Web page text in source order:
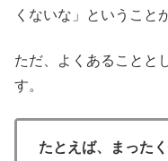
くないな」ということ
ただ、よくあることと
す。
たとえば、まった